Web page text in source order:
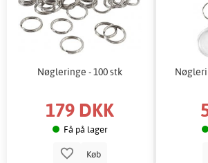
Nøgleringe - 100 stk
179 DKK
Få på lager
Køb